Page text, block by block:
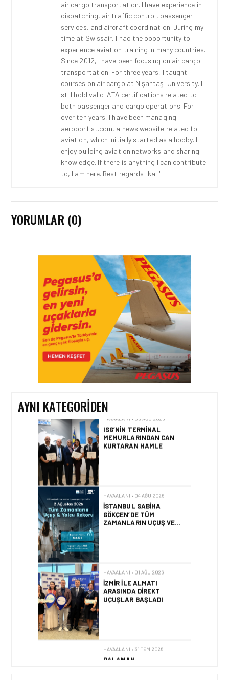
air cargo transportation. I have experience in
dispatching, air traffic control, passenger
services, and aircraft coordination. During my
time at Swissair, I had the opportunity to
experience aviation training in many countries.
Since 2012, I have been focusing on air cargo
transportation. For three years, I taught
courses on air cargo at Nişantaşı University. I
still hold valid IATA certifications related to
both passenger and cargo operations. For
over ten years, I have been managing
aeroportist.com, a news website related to
aviation, which initially started as a hobby. I
enjoy building aviation networks and sharing
knowledge. If there is anything I can contribute
to, I am here. Best regards "kali"
YORUMLAR (0)
AYNI KATEGORIDEN
HAVAALANI • 05 AĞU 2026
İSTANBUL VALI
YARDIMCISI BEKIR
DINKIRCI’DEN KONTROL
KULESI’NE ZIYARET
HAVAALANI • 05 AĞU 2026
TASARIMDAN GERÇEĞE:
ANKARA HAVALIMANI
DEVLET KONUKEVI
HAVAALANI • 05 AĞU 2026
ISG’NIN TERMINAL
MEMURLARINDAN CAN
KURTARAN HAMLE
HAVAALANI • 04 AĞU 2026
İSTANBUL SABIHA
GÖKÇEN’DE TÜM
ZAMANLARIN UÇUŞ VE
HAVAALANI • 01 AĞU 2026
İZMIR ILE ALMATI
ARASINDA DIREKT
UÇUŞLAR BAŞLADI
HAVAALANI • 31 TEM 2026
DALAMAN